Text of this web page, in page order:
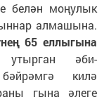
белән моңулык
алмашына.
65 еллыгына
әби-
килә
гына әлеге